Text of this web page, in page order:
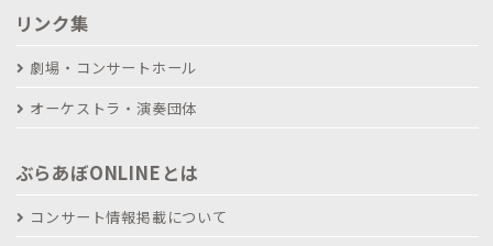
リンク集
劇場・コンサートホール
オーケストラ・演奏団体
ぶらあぼONLINEとは
コンサート情報掲載について